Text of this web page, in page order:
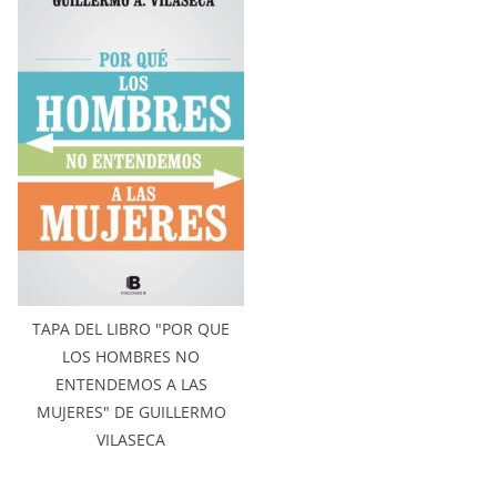
TAPA DEL LIBRO "POR QUE
LOS HOMBRES NO
ENTENDEMOS A LAS
MUJERES" DE GUILLERMO
VILASECA